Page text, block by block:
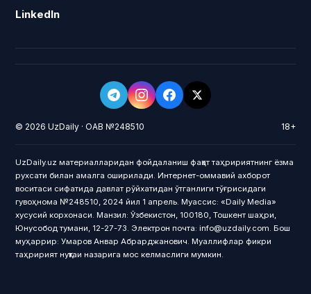
LinkedIn
© 2026 UzDaily · ОАВ №248510 18+
UzDaily.uz материалларидан фойдаланиш фақат таҳририятнинг ёзма
рухсати билан амалга оширилади. Интернет-оммавий ахборот
воситаси сифатида давлат рўйхатидан ўтганлиги тўғрисидаги
гувоҳнома №248510, 2024 йил 1 апрель. Муассис: «Daily Media»
хусусий корхонаси. Манзил: Ўзбекистон, 100180, Тошкент шаҳри,
Юнусобод тумани, 12-27-73. Электрон почта: info@uzdaily.com. Бош
муҳаррир: Умаров Анвар Абрарджанович. Муаллифлар фикри
таҳририят нуқтаи назарига мос келмаслиги мумкин.